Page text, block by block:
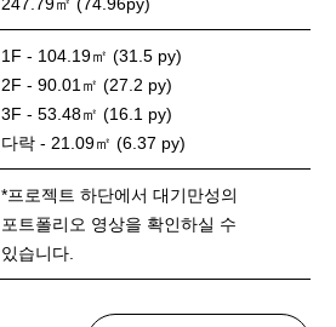
1F - 104.19㎡ (31.5 py)
2F - 90.01㎡ (27.2 py)
3F - 53.48㎡ (16.1 py)
다락 - 21.09㎡ (6.37 py)
*프로젝트 하단에서 대기만성의
포트폴리오 영상을 확인하실 수
있습니다.